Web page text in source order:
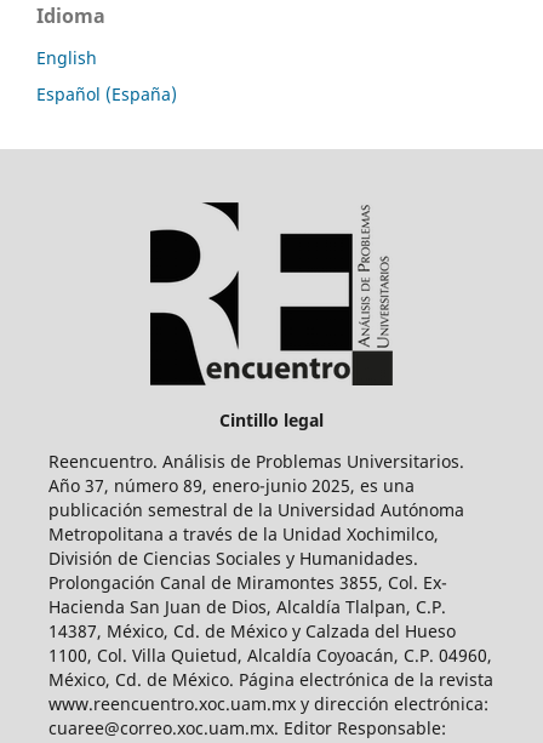
Idioma
English
Español (España)
Cintillo legal
Reencuentro. Análisis de Problemas Universitarios.
Año 37, número 89, enero-junio 2025, es una
publicación semestral de la Universidad Autónoma
Metropolitana a través de la Unidad Xochimilco,
División de Ciencias Sociales y Humanidades.
Prolongación Canal de Miramontes 3855, Col. Ex-
Hacienda San Juan de Dios, Alcaldía Tlalpan, C.P.
14387, México, Cd. de México y Calzada del Hueso
1100, Col. Villa Quietud, Alcaldía Coyoacán, C.P. 04960,
México, Cd. de México. Página electrónica de la revista
www.reencuentro.xoc.uam.mx y dirección electrónica:
cuaree@correo.xoc.uam.mx. Editor Responsable: